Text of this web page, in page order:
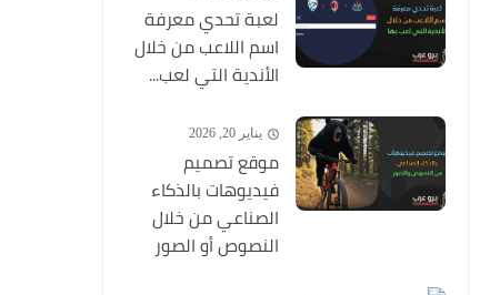
لعبة تحدي معرفة
اسم اللاعب من خلال
الأندية التي لعب...
يناير 20, 2026
موقع تصميم
فيديوهات بالذكاء
الصناعي من خلال
النصوص أو الصور